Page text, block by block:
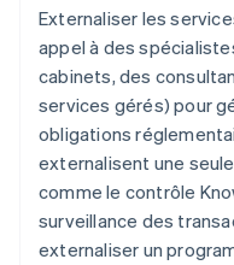
Externaliser les
appel à des
cabinets, des
services gérés) pour
obligations
externalisent une
comme le contrôle
surveillance des
externaliser un